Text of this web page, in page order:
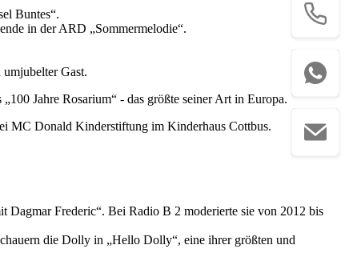
Buntes“.
in der ARD „Sommermelodie“.
Gast.
Jahre Rosarium“ - das größte seiner Art in Europa.
MC Donald Kinderstiftung im Kinderhaus Cottbus.
Dagmar Frederic“. Bei Radio B 2 moderierte sie von 2012 bis
die Dolly in „Hello Dolly“, eine ihrer größten und